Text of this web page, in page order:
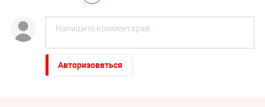
Авторизоваться